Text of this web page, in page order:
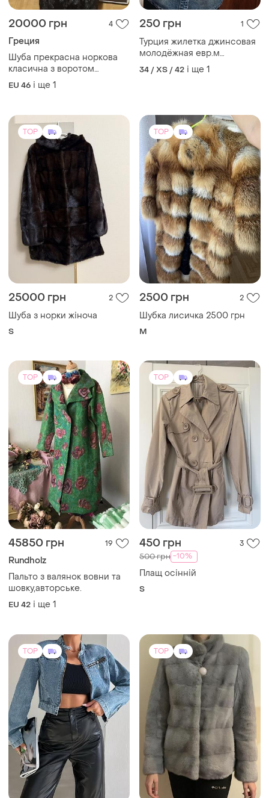
20000 грн 4
Греция
Шуба прекрасна норкова
класична з воротом
голубою чорнобуркою
EU 46 і ще 1
250 грн 1
Турция жилетка джинсовая
молодёжная евр.м
маломерит на s -xs
34 / XS / 42 і ще 1
TOP
25000 грн 2
Шуба з норки жіноча
S
TOP
2500 грн 2
Шубка лисичка 2500 грн
M
TOP
45850 грн 19
Rundholz
Пальто з валянок вовни та
шовку,авторське.
EU 42 і ще 1
TOP
450 грн 3
500 грн -10%
Плащ осінній
S
TOP TOP